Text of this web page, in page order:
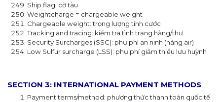
Ship flag: cờ tàu
Weightcharge = chargeable weight
Chargeable weight: trọng lượng tính cước
Tracking and tracing: kiểm tra tình trạng hàng/thư
Security Surcharges (SSC): phụ phí an ninh (hàng air)
Low Sulfur surcharge (LSS): phụ phí giảm thiểu lưu huỳnh
SECTION 3: INTERNATIONAL PAYMENT METHODS
Payment terms/method: phương thức thanh toán quốc tế